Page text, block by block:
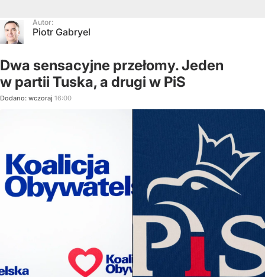
Autor:
Piotr Gabryel
Dwa sensacyjne przełomy. Jeden
w partii Tuska, a drugi w PiS
Dodano: wczoraj 16:00